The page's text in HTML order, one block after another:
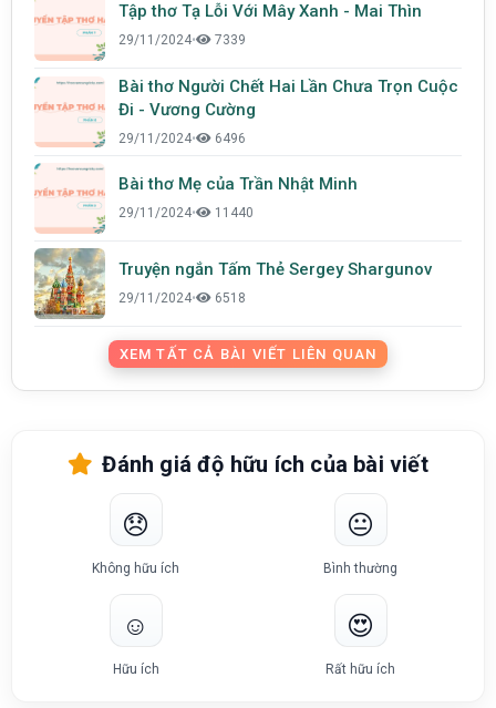
Tập thơ Tạ Lỗi Với Mây Xanh - Mai Thìn
29/11/2024• 7339
Bài thơ Người Chết Hai Lần Chưa Trọn Cuộc
Đi - Vương Cường
29/11/2024• 6496
Bài thơ Mẹ của Trần Nhật Minh
29/11/2024• 11440
Truyện ngắn Tấm Thẻ Sergey Shargunov
29/11/2024• 6518
XEM TẤT CẢ BÀI VIẾT LIÊN QUAN
Đánh giá độ hữu ích của bài viết
😞
Không hữu ích
😐
Bình thường
☺️
Hữu ích
😍
Rất hữu ích